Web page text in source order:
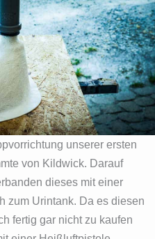
unserer ersten
von Kildwick. Darauf
dieses mit einer
zum Urintank. Da es diesen
fertig gar nicht zu kaufen